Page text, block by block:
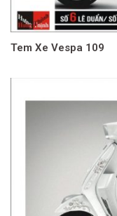
Tem Xe Vespa 109